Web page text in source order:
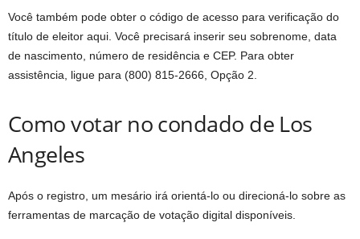
Você também pode obter o código de acesso para verificação do
título de eleitor aqui. Você precisará inserir seu sobrenome, data
de nascimento, número de residência e CEP. Para obter
assistência, ligue para (800) 815-2666, Opção 2.
Como votar no condado de Los
Angeles
Após o registro, um mesário irá orientá-lo ou direcioná-lo sobre as
ferramentas de marcação de votação digital disponíveis.